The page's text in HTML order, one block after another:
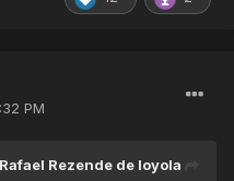
PM
Rafael Rezende de loyola